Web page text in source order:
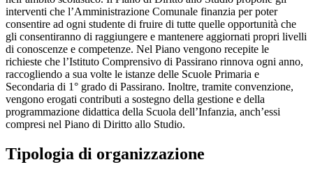
interventi che l’Amministrazione Comunale finanzia per poter
consentire ad ogni studente di fruire di tutte quelle opportunità che
gli consentiranno di raggiungere e mantenere aggiornati propri livelli
di conoscenze e competenze. Nel Piano vengono recepite le
richieste che l’Istituto Comprensivo di Passirano rinnova ogni anno,
raccogliendo a sua volte le istanze delle Scuole Primaria e
Secondaria di 1° grado di Passirano. Inoltre, tramite convenzione,
vengono erogati contributi a sostegno della gestione e della
programmazione didattica della Scuola dell’Infanzia, anch’essi
compresi nel Piano di Diritto allo Studio.
Tipologia di organizzazione